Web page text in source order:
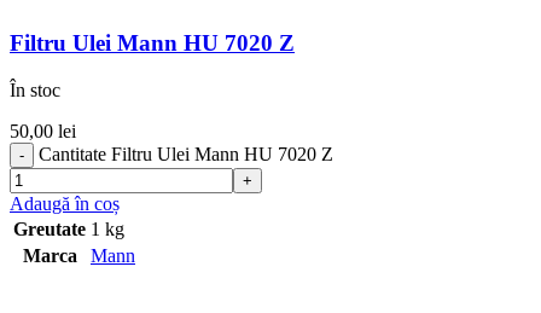
Filtru Ulei Mann HU 7020 Z
În stoc
50,00 lei
Cantitate Filtru Ulei Mann HU 7020 Z
Adaugă în coș
Greutate 1 kg
Marca
Mann